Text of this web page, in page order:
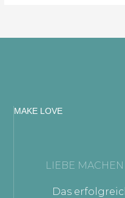
MAKE LOVE
LIEBE
Das